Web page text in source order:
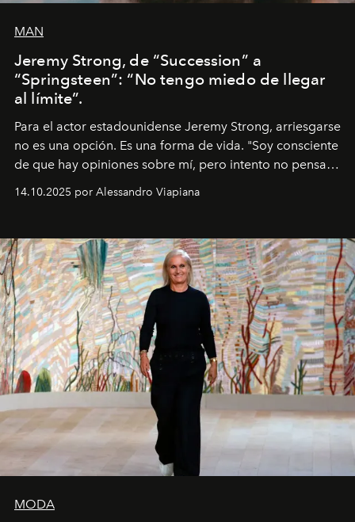
MAN
Jeremy Strong, de “Succession” a
“Springsteen”: “No tengo miedo de llegar
al límite”.
Para el actor estadounidense Jeremy Strong, arriesgarse
no es una opción. Es una forma de vida. "Soy consciente
de que hay opiniones sobre mí, pero intento no pensar
pérdida de tiempo", afirma.
14.10.2025 por Alessandro Viapiana
MODA